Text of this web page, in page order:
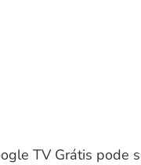
TV Grátis pode